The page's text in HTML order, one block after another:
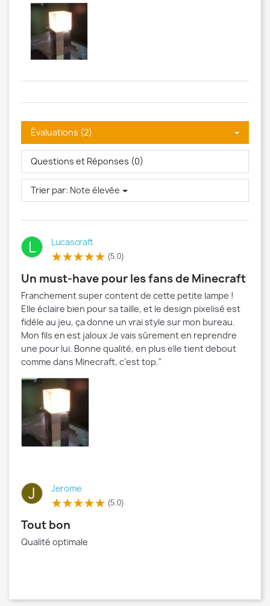
Évaluations (2)
Questions et Réponses (0)
Trier par: Note élevée
L Lucascraft
(5.0)
Un must-have pour les fans de Minecraft
Franchement super content de cette petite lampe !
Elle éclaire bien pour sa taille, et le design pixelisé est
fidèle au jeu, ça donne un vrai style sur mon bureau.
Mon fils en est jaloux Je vais sûrement en reprendre
une pour lui. Bonne qualité, en plus elle tient debout
comme dans Minecraft, c’est top."
J Jerome
(5.0)
Tout bon
Qualité optimale